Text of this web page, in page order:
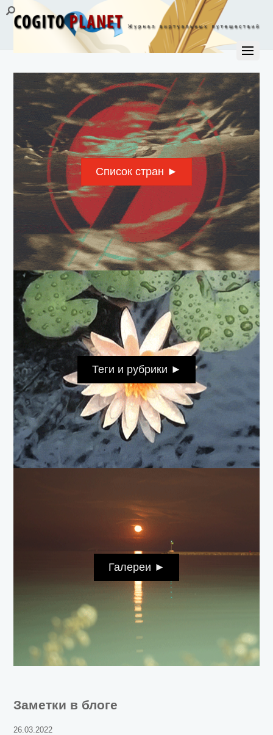
Список стран ►
Теги и рубрики ►
Галереи ►
Заметки в блоге
26.03.2022